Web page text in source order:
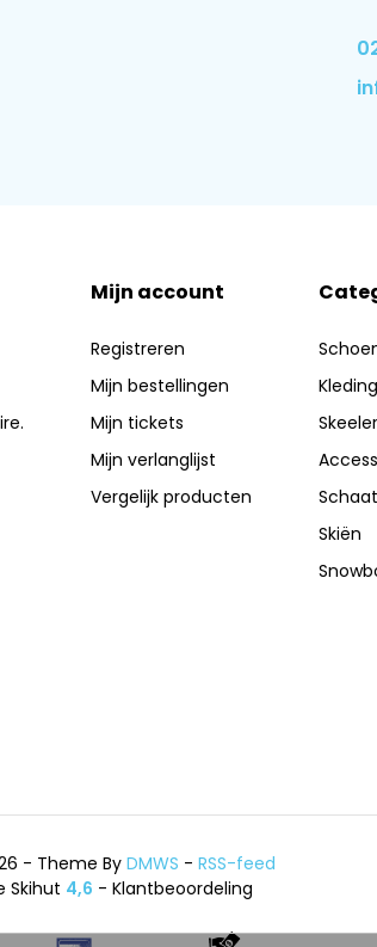
Mijn account
Registreren
Mijn bestellingen
Mijn tickets
Mijn verlanglijst
Vergelijk producten
Kleding
Skiën
- Theme ByDMWS -RSS-feed
Skihut 4,6 - Klantbeoordeling